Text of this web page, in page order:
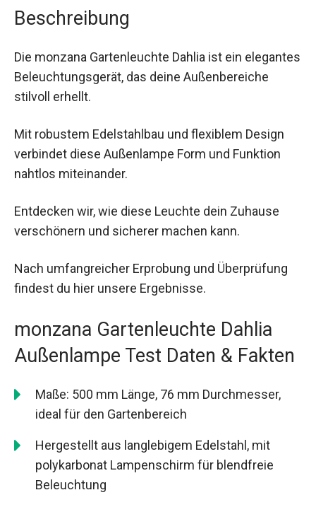
Beschreibung
Die monzana Gartenleuchte Dahlia ist ein elegantes
Beleuchtungsgerät, das deine Außenbereiche
stilvoll erhellt.
Mit robustem Edelstahlbau und flexiblem Design
verbindet diese Außenlampe Form und Funktion
nahtlos miteinander.
Entdecken wir, wie diese Leuchte dein Zuhause
verschönern und sicherer machen kann.
Nach umfangreicher Erprobung und Überprüfung
findest du hier unsere Ergebnisse.
monzana Gartenleuchte Dahlia
Außenlampe Test Daten & Fakten
Maße: 500 mm Länge, 76 mm Durchmesser,
ideal für den Gartenbereich
Hergestellt aus langlebigem Edelstahl, mit
polykarbonat Lampenschirm für blendfreie
Beleuchtung